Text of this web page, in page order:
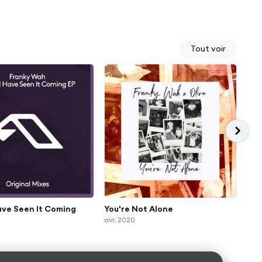
Tout voir
Seen It Coming You're Not Alone
avr. 2020